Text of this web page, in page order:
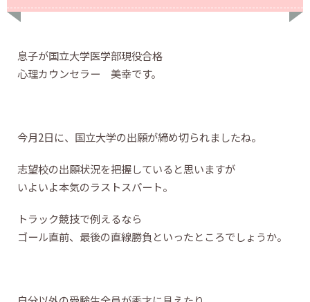
息子が国立大学医学部現役合格
心理カウンセラー 美幸です。
今月2日に、国立大学の出願が締め切られましたね。
志望校の出願状況を把握していると思いますが
いよいよ本気のラストスパート。
トラック競技で例えるなら
ゴール直前、最後の直線勝負といったところでしょうか。